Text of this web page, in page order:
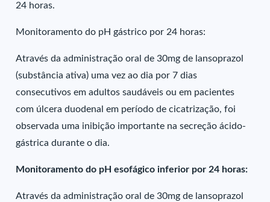
24 horas.
Monitoramento do pH gástrico por 24 horas:
Através da administração oral de 30mg de lansoprazol
(substância ativa) uma vez ao dia por 7 dias
consecutivos em adultos saudáveis ou em pacientes
com úlcera duodenal em período de cicatrização, foi
observada uma inibição importante na secreção ácido-
gástrica durante o dia.
Monitoramento do pH esofágico inferior por 24 horas:
Através da administração oral de 30mg de lansoprazol